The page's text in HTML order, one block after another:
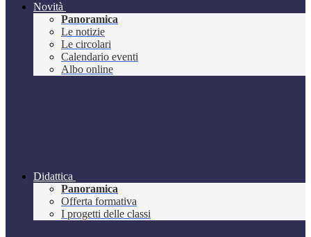
Novità
Panoramica
Le notizie
Le circolari
Calendario eventi
Albo online
Didattica
Panoramica
Offerta formativa
I progetti delle classi